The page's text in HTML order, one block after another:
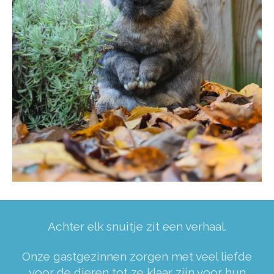
Achter elk snuitje zit een verhaal.
Onze gastgezinnen zorgen met veel liefde